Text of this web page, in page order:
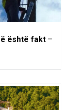
është fakt –